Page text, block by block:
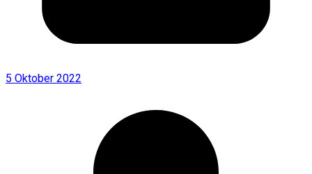
5 Oktober 2022